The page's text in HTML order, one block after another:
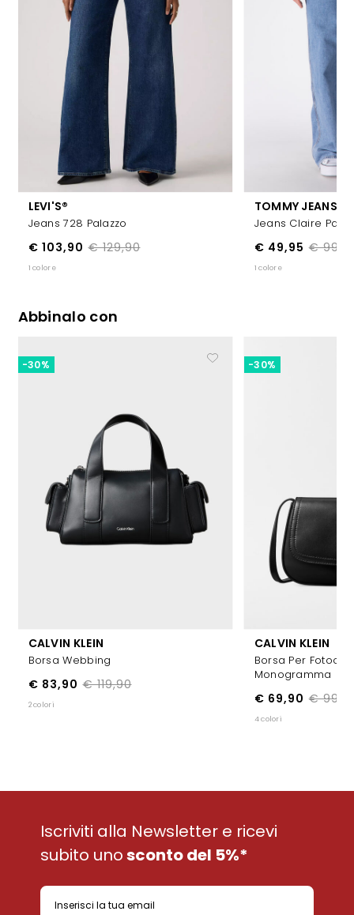
LEVI'S®
Jeans 728 Palazzo
€ 129,90
€ 103,90
1 colore
TOMMY JEANS
Jeans Claire
€
€ 49,95
1 colore
Abbinalo con
CALVIN KLEIN
Borsa Webbing
€ 119,90
€ 83,90
-30%
2 colori
CALVIN KLEIN
Borsa Per
Monogramma
€
€ 69,90
-30%
4 colori
Iscriviti alla Newsletter e ricevi
subito unosconto del 5%*